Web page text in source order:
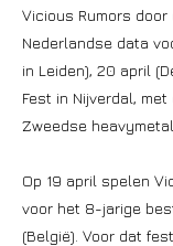
Vicious Rumors door
Nederlandse data
in Leiden), 20 april
Fest in Nijverdal,
Zweedse
Op 19 april spelen
voor het 8-jarige
(België). Voor dat